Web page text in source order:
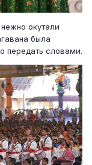
окутали
была
передать словами.